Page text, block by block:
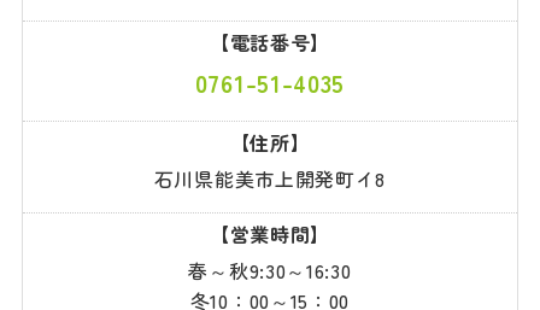
【電話番号】
0761-51-4035
【住所】
石川県能美市上開発町イ8
【営業時間】
春～秋9:30～16:30
冬10：00～15：00